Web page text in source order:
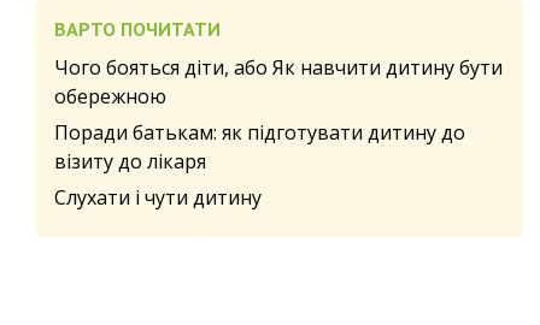
ВАРТО ПОЧИТАТИ
Чого бояться діти, або Як навчити дитину бути
обережною
Поради батькам: як підготувати дитину до
візиту до лікаря
Слухати і чути дитину